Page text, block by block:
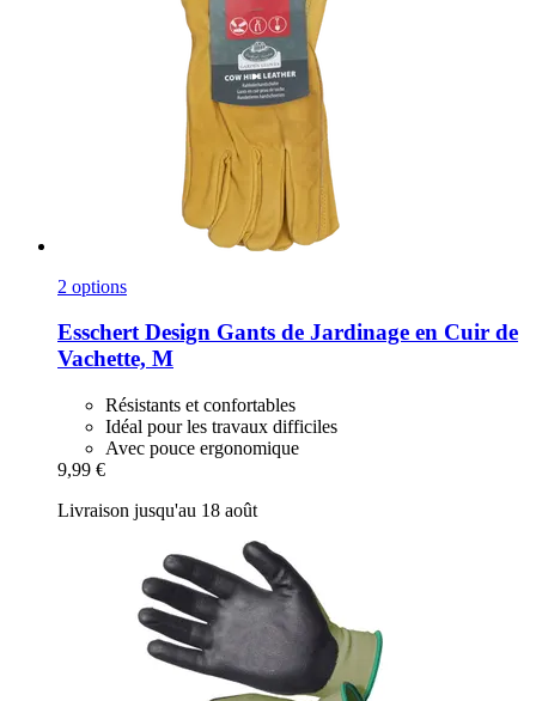
2 options
Esschert Design Gants de Jardinage en Cuir de
Vachette, M
Résistants et confortables
Idéal pour les travaux difficiles
Avec pouce ergonomique
9,99 €
Livraison jusqu'au 18 août